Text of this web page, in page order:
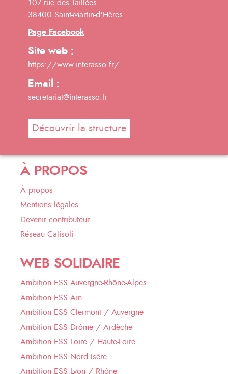
107 rue des Taillées
38400 Saint-Martin-d'Hères
Page Facebook
Site web :
https://www.interasso.fr/
Email :
secretariat@interasso.fr
Découvrir la structure
À PROPOS
À propos
Mentions légales
Devenir contributeur
Réseau Calisoli
WEB SOLIDAIRE
Ambition ESS Auvergne-Rhône-Alpes
Ambition ESS Ain
Ambition ESS Clermont / Auvergne
Ambition ESS Drôme / Ardèche
Ambition ESS Loire / Haute-Loire
Ambition ESS Nord Isère
Ambition ESS Lyon / Rhône